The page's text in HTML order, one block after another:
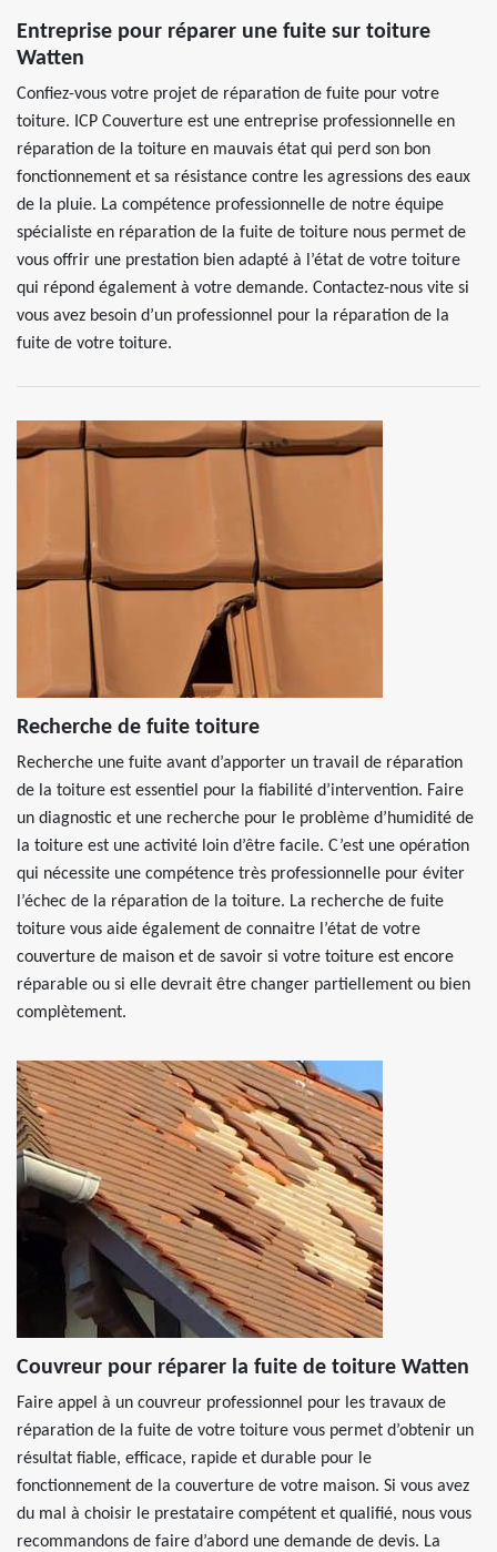
Entreprise pour réparer une fuite sur toiture
Watten
Confiez-vous votre projet de réparation de fuite pour votre
toiture. ICP Couverture est une entreprise professionnelle en
réparation de la toiture en mauvais état qui perd son bon
fonctionnement et sa résistance contre les agressions des eaux
de la pluie. La compétence professionnelle de notre équipe
spécialiste en réparation de la fuite de toiture nous permet de
vous offrir une prestation bien adapté à l’état de votre toiture
qui répond également à votre demande. Contactez-nous vite si
vous avez besoin d’un professionnel pour la réparation de la
fuite de votre toiture.
Recherche de fuite toiture
Recherche une fuite avant d’apporter un travail de réparation
de la toiture est essentiel pour la fiabilité d’intervention. Faire
un diagnostic et une recherche pour le problème d’humidité de
la toiture est une activité loin d’être facile. C’est une opération
qui nécessite une compétence très professionnelle pour éviter
l’échec de la réparation de la toiture. La recherche de fuite
toiture vous aide également de connaitre l’état de votre
couverture de maison et de savoir si votre toiture est encore
réparable ou si elle devrait être changer partiellement ou bien
complètement.
Couvreur pour réparer la fuite de toiture Watten
Faire appel à un couvreur professionnel pour les travaux de
réparation de la fuite de votre toiture vous permet d’obtenir un
résultat fiable, efficace, rapide et durable pour le
fonctionnement de la couverture de votre maison. Si vous avez
du mal à choisir le prestataire compétent et qualifié, nous vous
recommandons de faire d’abord une demande de devis. La